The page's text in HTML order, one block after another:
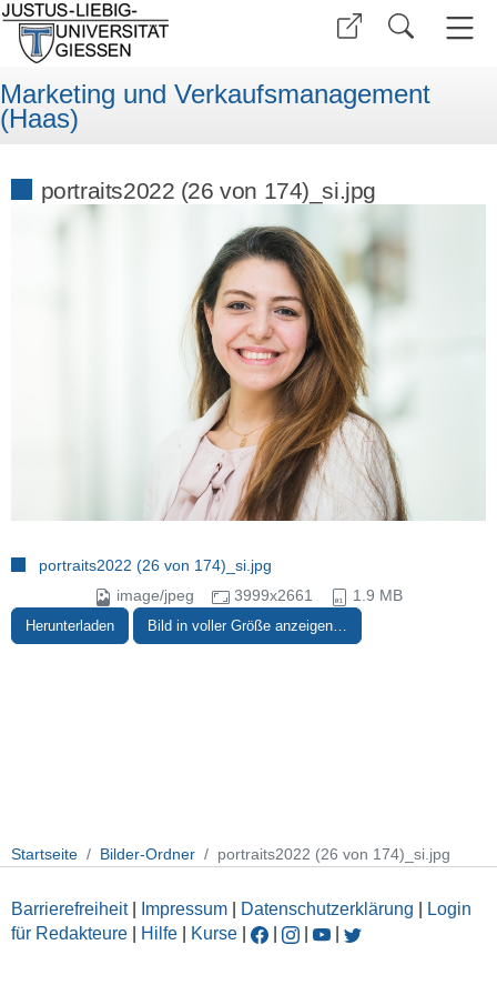
Marketing und Verkaufsmanagement
(Haas)
portraits2022 (26 von 174)_si.jpg
portraits2022 (26 von 174)_si.jpg
image/jpeg
3999x2661 1.9 MB
Herunterladen Bild in voller Größe anzeigen…
Startseite Bilder-Ordner portraits2022 (26 von 174)_si.jpg
Barrierefreiheit| Impressum Datenschutzerklärung
Login
für Redakteure
Hilfe Kurse